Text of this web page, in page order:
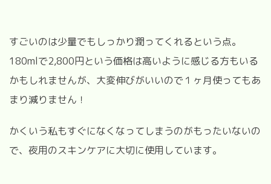
すごいのは少量でもしっかり潤ってくれるという点。
180mlで2,800円という価格は高いように感じる方もいる
かもしれませんが、大変伸びがいいので１ヶ月使ってもあ
まり減りません！
かくいう私もすぐになくなってしまうのがもったいないの
で、夜用のスキンケアに大切に使用しています。